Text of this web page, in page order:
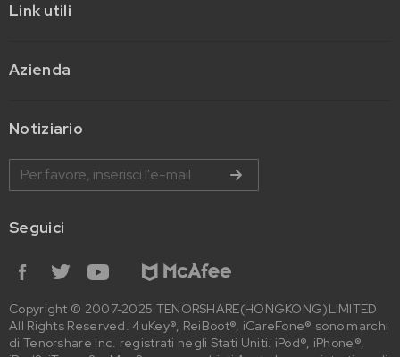
Link utili
Azienda
Notiziario
Seguici
Copyright © 2007-2025 TENORSHARE(HONGKONG)LIMITED
All Rights Reserved. 4uKey®, ReiBoot®, iCareFone® sono marchi
di Tenorshare Inc. registrati negli Stati Uniti. iPod®, iPhone®,